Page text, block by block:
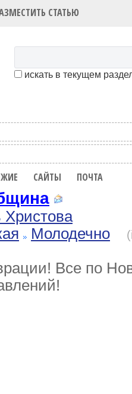
СТАТЬЮ
искать в текущем
САЙТЫ ПОЧТА
Христова
Молодечно
Все по